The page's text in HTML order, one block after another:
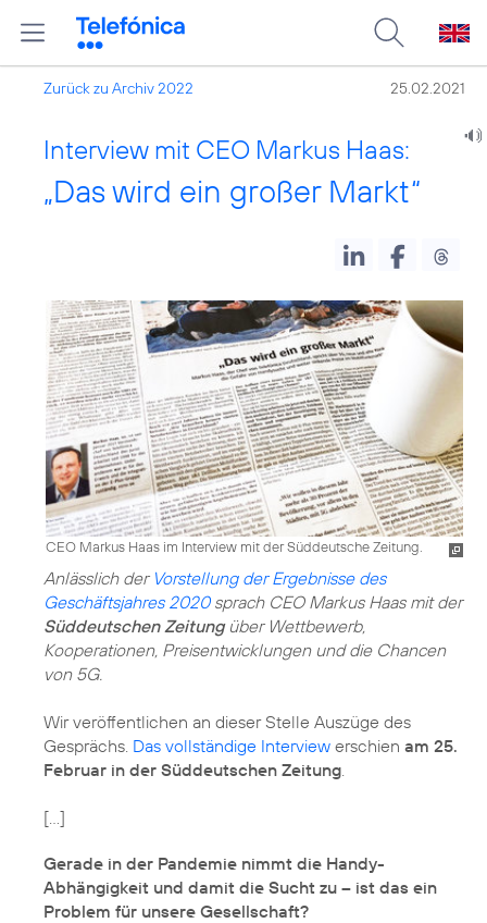
Zurück zu Archiv 2022 25.02.2021
Interview mit CEO Markus Haas:
„Das wird ein großer Markt“
CEO Markus Haas im Interview mit der Süddeutsche Zeitung.
Anlässlich der Vorstellung der Ergebnisse des
Geschäftsjahres 2020sprach CEO Markus Haas mit der
Süddeutschen Zeitungüber Wettbewerb,
Kooperationen, Preisentwicklungen und die Chancen
von 5G.
Wir veröffentlichen an dieser Stelle Auszüge des
Gesprächs. Das vollständige Interview erschien am 25.
Februar in der Süddeutschen Zeitung
[…]
Gerade in der Pandemie nimmt die Handy-
Abhängigkeit und damit die Sucht zu – ist das ein
Problem für unsere Gesellschaft?